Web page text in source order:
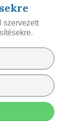
szervezett